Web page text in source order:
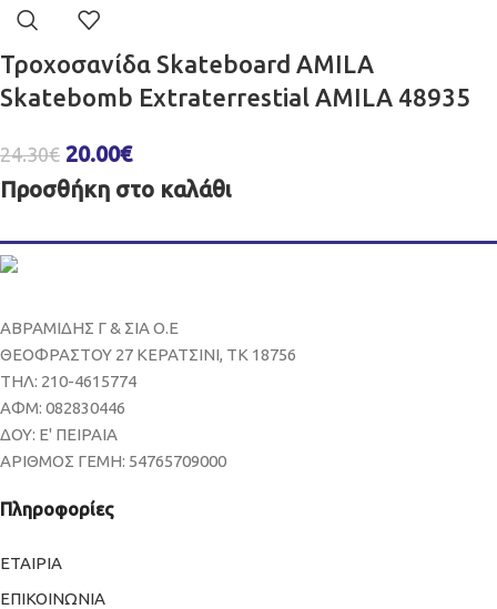
Τροχοσανίδα Skateboard AMILA
Skatebomb Extraterrestial AMILA 48935
24.30€ 20.00€
Προσθήκη στο καλάθι
ΑΒΡΑΜΙΔΗΣ Γ & ΣΙΑ Ο.Ε
ΘΕΟΦΡΑΣΤΟΥ 27 ΚΕΡΑΤΣΙΝΙ, ΤΚ 18756
ΤΗΛ: 210-4615774
ΑΦΜ: 082830446
ΔΟΥ: Ε' ΠΕΙΡΑΙΑ
ΑΡΙΘΜΟΣ ΓΕΜΗ: 54765709000
Πληροφορίες
ΕΤΑΙΡΙΑ
ΕΠΙΚΟΙΝΩΝΙΑ